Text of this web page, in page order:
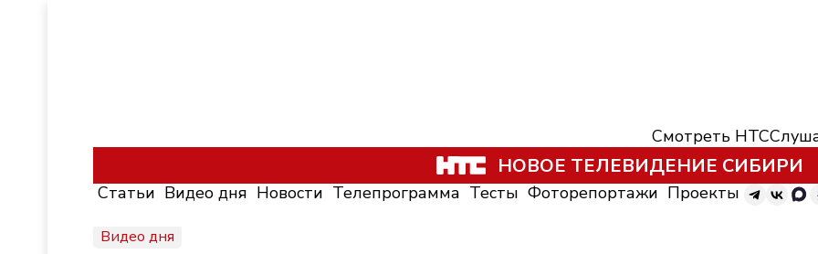
Смотреть НТС
НОВОЕ ТЕЛЕВИДЕНИЕ СИБИРИ
Статьи Видео дня Новости Телепрограмма Тесты Фоторепортажи Проекты
Видео дня